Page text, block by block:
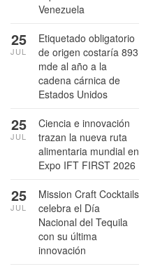
Venezuela
Etiquetado obligatorio
de origen costaría 893
mde al año a la
cadena cárnica de
Estados Unidos
25
JUL
Ciencia e innovación
trazan la nueva ruta
alimentaria mundial en
Expo IFT FIRST 2026
25
JUL
Mission Craft Cocktails
celebra el Día
Nacional del Tequila
con su última
innovación
25
JUL